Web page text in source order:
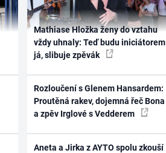
Mathiase Hložka ženy do vztahu
vždy uhnaly: Teď budu iniciátorem
já, slibuje zpěvák
Rozloučení s Glenem Hansardem:
Proutěná rakev, dojemná řeč Bona
a zpěv Irglové s Vedderem
Aneta a Jirka z AYTO spolu zkouší